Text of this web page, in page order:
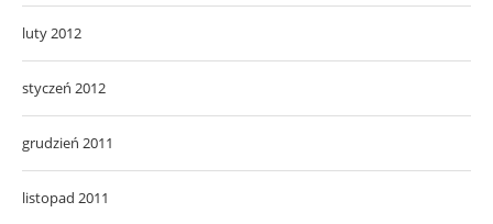
luty 2012
styczeń 2012
grudzień 2011
listopad 2011